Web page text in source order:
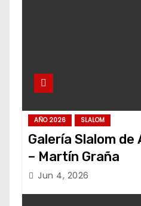
AÑO 2026 SLALOM
Galería Slalom
– Martín Graña
Jun 4, 2026